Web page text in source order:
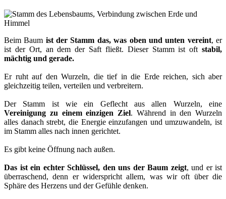
Beim Baum ist der Stamm das, was oben und unten vereint, er
ist der Ort, an dem der Saft fließt. Dieser Stamm ist oft stabil,
mächtig und gerade.
Er ruht auf den Wurzeln, die tief in die Erde reichen, sich aber
gleichzeitig teilen, verteilen und verbreitern.
Der Stamm ist wie ein Geflecht aus allen Wurzeln, eine
Vereinigung zu einem einzigen Ziel. Während in den Wurzeln
alles danach strebt, die Energie einzufangen und umzuwandeln, ist
im Stamm alles nach innen gerichtet.
Es gibt keine Öffnung nach außen.
Das ist ein echter Schlüssel, den uns der Baum zeigt, und er ist
überraschend, denn er widerspricht allem, was wir oft über die
Sphäre des Herzens und der Gefühle denken.